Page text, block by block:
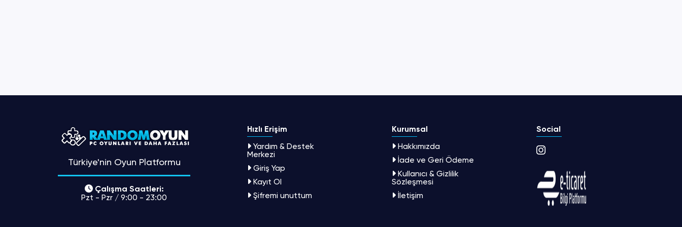
Türkiye'nin Oyun Platformu
Çalışma Saatleri:
Pzt - Pzr / 9:00 - 23:00
Hızlı Erişim
Yardım & Destek
Merkezi
Giriş Yap
Kayıt Ol
Şifremi unuttum
Kurumsal
Hakkımızda
İade ve Geri Ödeme
Kullanıcı & Gizlilik
Sözleşmesi
İletişim
Social